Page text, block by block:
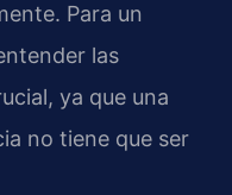
Para un
las
ya que una
no tiene que ser